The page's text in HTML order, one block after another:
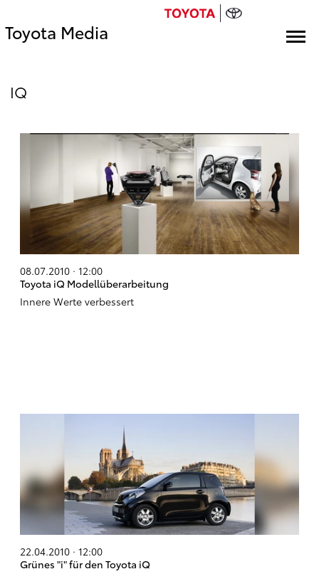
Toyota Media
IQ
08.07.2010 · 12:00
Toyota iQ Modellüberarbeitung
Innere Werte verbessert
22.04.2010 · 12:00
Grünes "i" für den Toyota iQ